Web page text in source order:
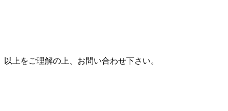
以上をご理解の上、お問い合わせ下さい。